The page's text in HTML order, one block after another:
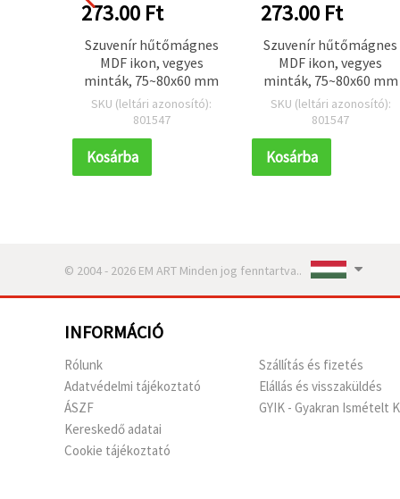
273.00 Ft
Szuvenír hűtőmágnes
MDF ikon, vegyes
minták, 75~80x60 mm
SKU (leltári azonosító):
801547
Kosárba
273.00 Ft
Szuvenír hűtőmágnes
MDF ikon, vegyes
minták, 75~80x60 mm
SKU (leltári azonosító):
801547
Kosárba
© 2004 - 2026 EM ART Minden jog fenntartva..
INFORMÁCIÓ
Rólunk
Adatvédelmi tájékoztató
ÁSZF
Kereskedő adatai
Cookie tájékoztató
Szállítás és fizetés
Elállás és visszaküldés
GYIK - Gyakran Ismételt